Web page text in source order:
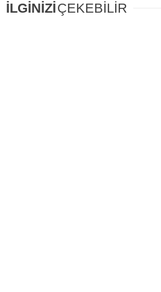
İLGİNİZİÇEKEBİLİR